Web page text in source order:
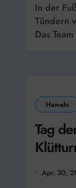
In der Fußball-Bezirksliga spielt der HSC
Tündern
Das
Hameln
Tag
Apr. 30,